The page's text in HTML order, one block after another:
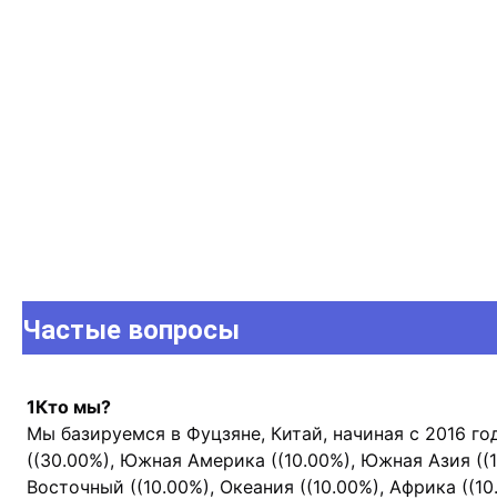
Частые вопросы
1Кто мы?
Мы базируемся в Фуцзяне, Китай, начиная с 2016
((30.00%), Южная Америка ((10.00%), Южная Азия
Восточный ((10.00%), Океания ((10.00%), Африка